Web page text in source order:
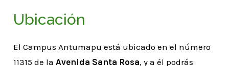
Ubicación
El Campus Antumapu está ubicado en el número
11315 de laAvenida Santa Rosa, y a él podrás